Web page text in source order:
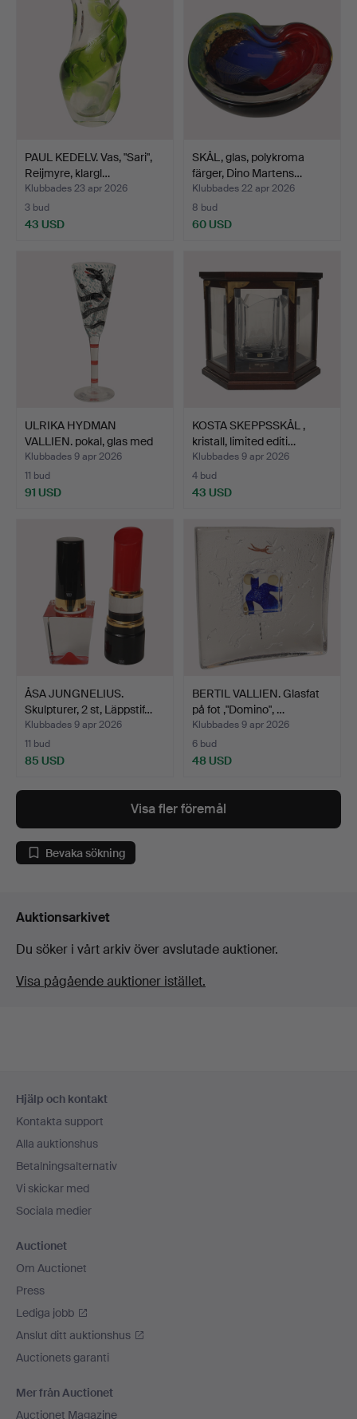
PAUL KEDELV. Vas, "Sari",
Reijmyre, klargl…
Klubbades 23 apr 2026
3 bud
43 USD
SKÅL, glas, polykroma
färger, Dino Martens…
Klubbades 22 apr 2026
8 bud
60 USD
ULRIKA HYDMAN
VALLIEN. pokal, glas med
pol…
Klubbades 9 apr 2026
11 bud
91 USD
KOSTA SKEPPSSKÅL ,
kristall, limited editi…
Klubbades 9 apr 2026
4 bud
43 USD
ÅSA JUNGNELIUS.
Skulpturer, 2 st, Läppstif…
Klubbades 9 apr 2026
11 bud
85 USD
BERTIL VALLIEN. Glasfat
på fot ,"Domino", …
Klubbades 9 apr 2026
6 bud
48 USD
Visa fler föremål
Bevaka sökning
Auktionsarkivet
Du söker i vårt arkiv över avslutade auktioner.
Visa pågående auktioner istället.
Hjälp och kontakt
Kontakta support
Alla auktionshus
Betalningsalternativ
Vi skickar med
Sociala medier
Auctionet
Om Auctionet
Press
Lediga jobb
Anslut ditt auktionshus
Auctionets garanti
Mer från Auctionet
Auctionet Magazine